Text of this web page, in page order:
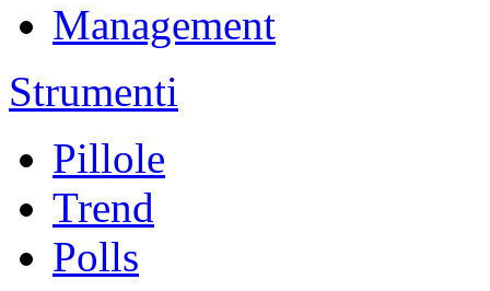
Management
Strumenti
Pillole
Trend
Polls